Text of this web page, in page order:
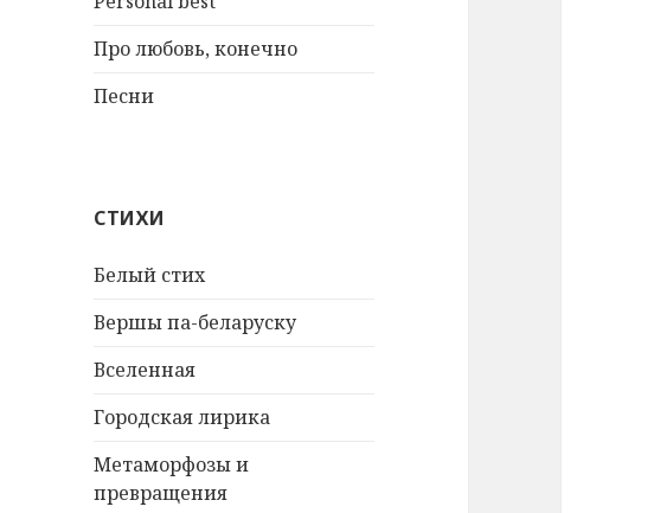
Про любовь, конечно
Песни
СТИХИ
Белый стих
Вершы па-беларуску
Вселенная
Городская лирика
Метаморфозы и
превращения